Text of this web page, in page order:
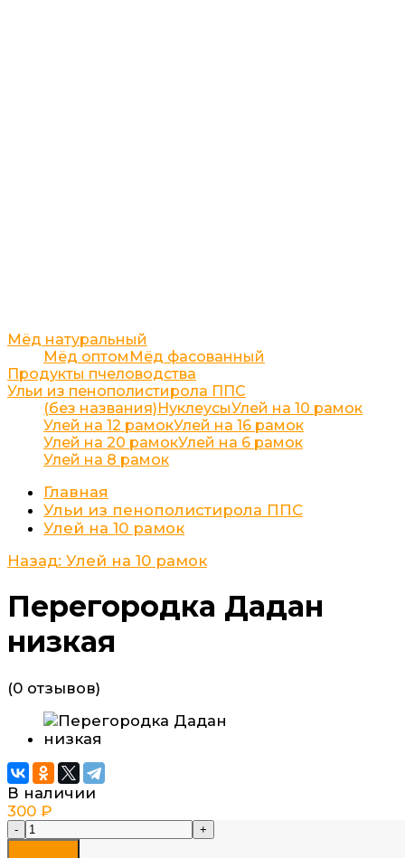
Мёд натуральный
Мёд оптом Мёд фасованный
Продукты пчеловодства
Ульи из пенополистирола ППС
(без названия)НуклеусыУлей на 10 рамок
Улей на 12 рамокУлей на 16 рамок
Улей на 20 рамокУлей на 6 рамок
Улей на 8 рамок
Главная
Ульи из пенополистирола ППС
Улей на 10 рамок
Назад: Улей на 10 рамок
Перегородка Дадан
низкая
(0 отзывов)
В наличии
300 ₽
- +